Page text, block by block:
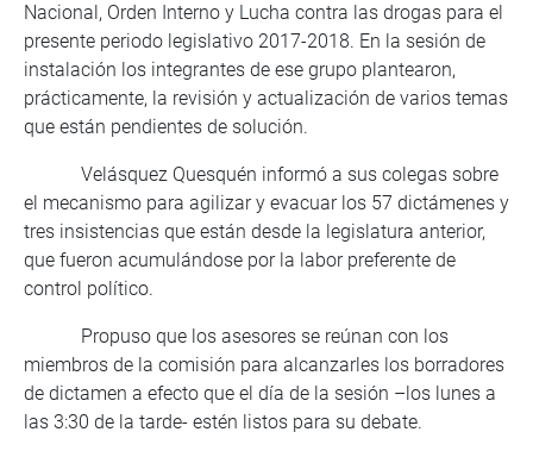
Nacional, Orden Interno y Lucha contra las drogas para el
presente periodo legislativo 2017-2018. En la sesión de
instalación los integrantes de ese grupo plantearon,
prácticamente, la revisión y actualización de varios temas
que están pendientes de solución.
Velásquez Quesquén informó a sus colegas sobre
el mecanismo para agilizar y evacuar los 57 dictámenes y
tres insistencias que están desde la legislatura anterior,
que fueron acumulándose por la labor preferente de
control político.
Propuso que los asesores se reúnan con los
miembros de la comisión para alcanzarles los borradores
de dictamen a efecto que el día de la sesión –los lunes a
las 3:30 de la tarde- estén listos para su debate.